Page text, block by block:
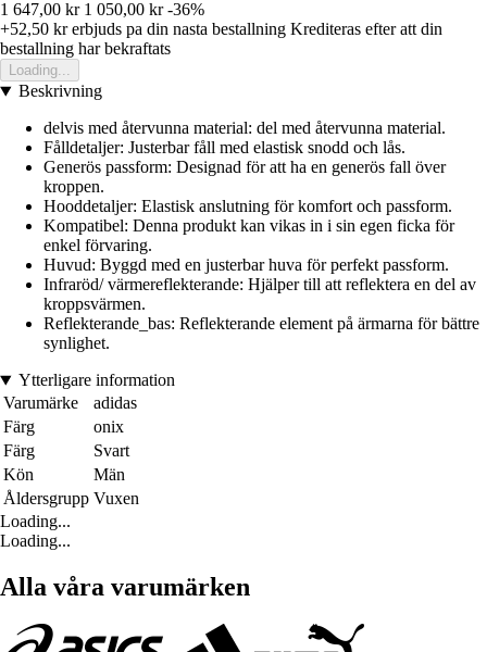
1 647,00 kr 1 050,00 kr -36%
+52,50 krerbjuds pa din nasta bestallning Krediteras efter att din
bestallning har bekraftats
Loading...
Beskrivning
delvis med återvunna material: del med återvunna material.
Fålldetaljer: Justerbar fåll med elastisk snodd och lås.
Generös passform: Designad för att ha en generös fall över
kroppen.
Hooddetaljer: Elastisk anslutning för komfort och passform.
Kompatibel: Denna produkt kan vikas in i sin egen ficka för
enkel förvaring.
Huvud: Byggd med en justerbar huva för perfekt passform.
Infraröd/ värmereflekterande: Hjälper till att reflektera en del av
kroppsvärmen.
Reflekterande_bas: Reflekterande element på ärmarna för bättre
synlighet.
Ytterligare information
Varumärke
adidas
Färg
onix
Färg
Svart
Kön
Män
Åldersgrupp Vuxen
Loading...
Loading...
Alla våra varumärken